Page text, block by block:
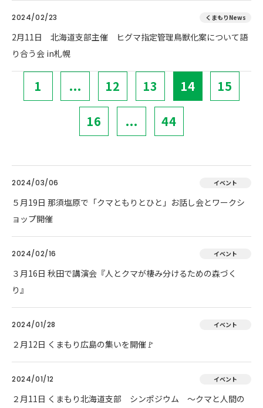
2024/02/23 くまもりNews
2月11日 北海道支部主催 ヒグマ指定管理鳥獣化案について語
り合う会 in札幌
1 ... 12 13 14 15
16 ... 44
2024/03/06 イベント
５月19日 那須塩原で「クマともりとひと」お話し会とワークシ
ョップ開催
2024/02/16 イベント
３月16日 秋田で講演会『人とクマが棲み分けるための森づく
り』
2024/01/28 イベント
２月12日 くまもり広島の集いを開催🚩
2024/01/12 イベント
２月11日 くまもり北海道支部 シンポジウム ～クマと人間の